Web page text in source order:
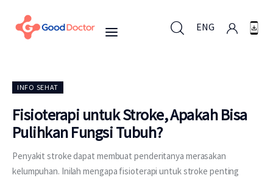
ENG
Untuk Bisnis
Untuk Anda
INFO SEHAT
Fisioterapi untuk Stroke, Apakah Bisa
Pulihkan Fungsi Tubuh?
Penyakit stroke dapat membuat penderitanya merasakan
kelumpuhan. Inilah mengapa fisioterapi untuk stroke penting